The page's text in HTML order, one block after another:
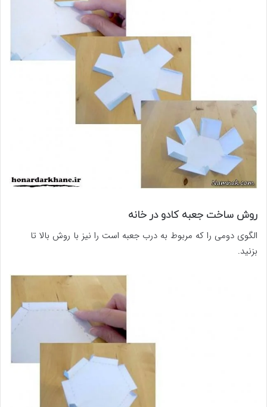
روش ساخت جعبه کادو در خانه
الگوی دومی را که مربوط به درب جعبه است را نیز با روش بالا تا
بزنید.